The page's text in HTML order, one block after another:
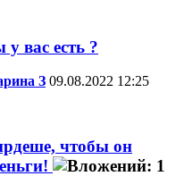
вас есть ?
З 09.08.2022 12:25
чтобы он